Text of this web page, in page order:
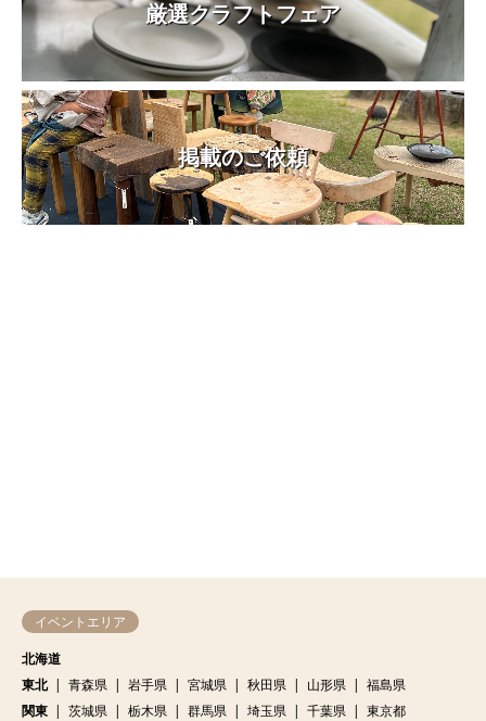
厳選クラフトフェア
掲載のご依頼
イベントエリア
北海道
東北
青森県 岩手県 宮城県 秋田県 山形県
福島県
関東
茨城県 栃木県 群馬県 埼玉県 千葉県
東京都